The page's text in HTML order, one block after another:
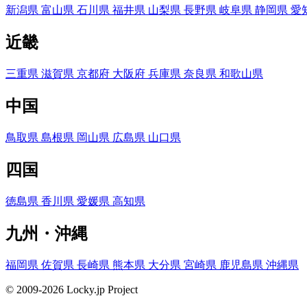
新潟県 富山県 石川県 福井県 山梨県 長野県 岐阜県 静岡県 愛
近畿
三重県 滋賀県 京都府 大阪府 兵庫県 奈良県 和歌山県
中国
鳥取県 島根県 岡山県 広島県 山口県
四国
徳島県 香川県 愛媛県 高知県
九州・沖縄
福岡県 佐賀県 長崎県 熊本県 大分県 宮崎県 鹿児島県 沖縄県
© 2009-2026 Locky.jp Project